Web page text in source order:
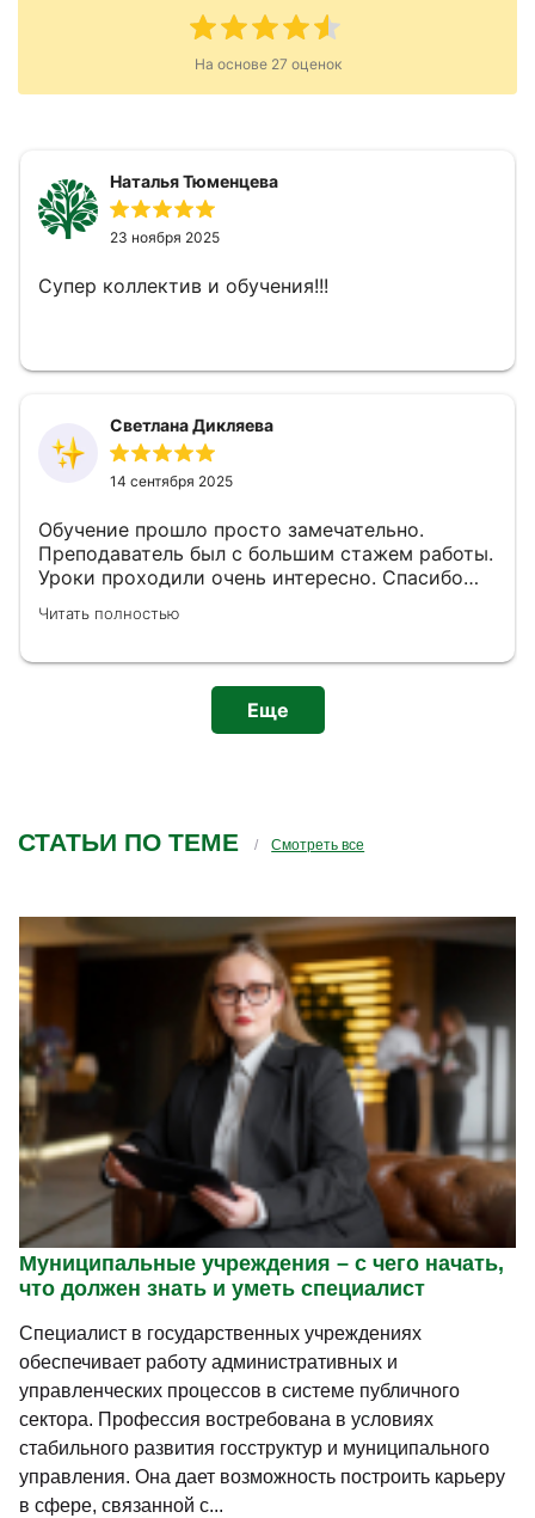
На основе 27 оценок
Наталья Тюменцева
23 ноября 2025
Супер коллектив и обучения!!!
Светлана Дикляева
14 сентября 2025
Обучение прошло просто замечательно.
Преподаватель был с большим стажем работы.
Уроки проходили очень интересно. Спасибо
обучения.
Читать полностью
Еще
СТАТЬИ ПО ТЕМЕ Смотреть все
Муниципальные учреждения – с чего начать,
что должен знать и уметь специалист
Специалист в государственных учреждениях
обеспечивает работу административных и
управленческих процессов в системе публичного
сектора. Профессия востребована в условиях
стабильного развития госструктур и муниципального
управления. Она дает возможность построить карьеру
в сфере, связанной с...